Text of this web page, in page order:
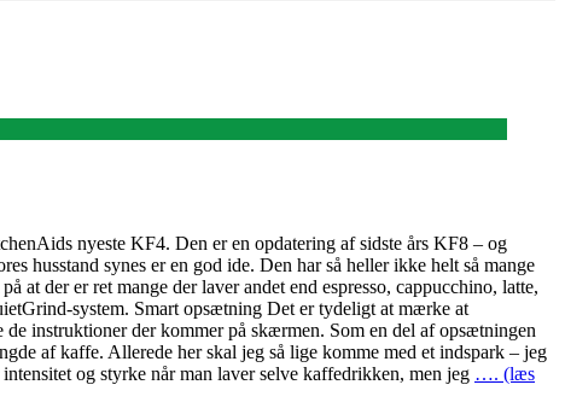
nyeste KF4. Den er en opdatering af sidste års KF8 – og
husstand synes er en god ide. Den har så heller ikke helt så mange
der er ret mange der laver andet end espresso, cappucchino, latte,
system. Smart opsætning Det er tydeligt at mærke at
instruktioner der kommer på skærmen. Som en del af opsætningen
af kaffe. Allerede her skal jeg så lige komme med et indspark – jeg
og styrke når man laver selve kaffedrikken, men jeg …. (læs